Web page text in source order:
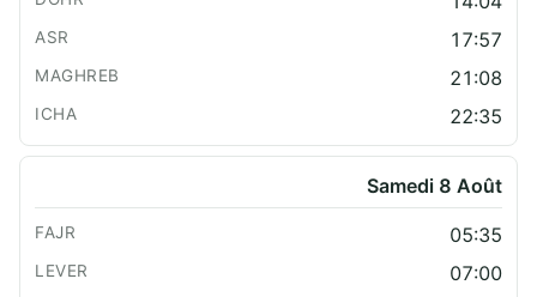
17:57
21:08
22:35
Samedi 8 Août
05:35
07:00